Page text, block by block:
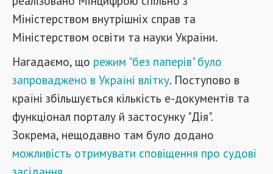
Міністерством внутрішніх справ та
Міністерством освіти та науки України.
Нагадаємо, що режим "без паперів" було
запроваджено в Україні влітку. Поступово в
країні збільшується кількість е-документів та
функціонал порталу й застосунку "Дія".
Зокрема, нещодавно там було додано
можливість отримувати сповіщення про судові